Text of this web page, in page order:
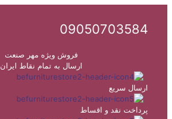
09050703584
فروش ویژه مهر صنعت
ارسال به تمام نقاط ایران
ارسال سریع
پرداخت نقد و اقساط